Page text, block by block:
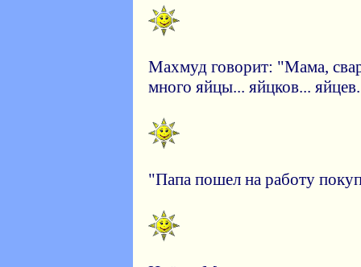
Махмуд говорит: "Мама,
много яйцы... яйцков...
"Папа пошел на работу